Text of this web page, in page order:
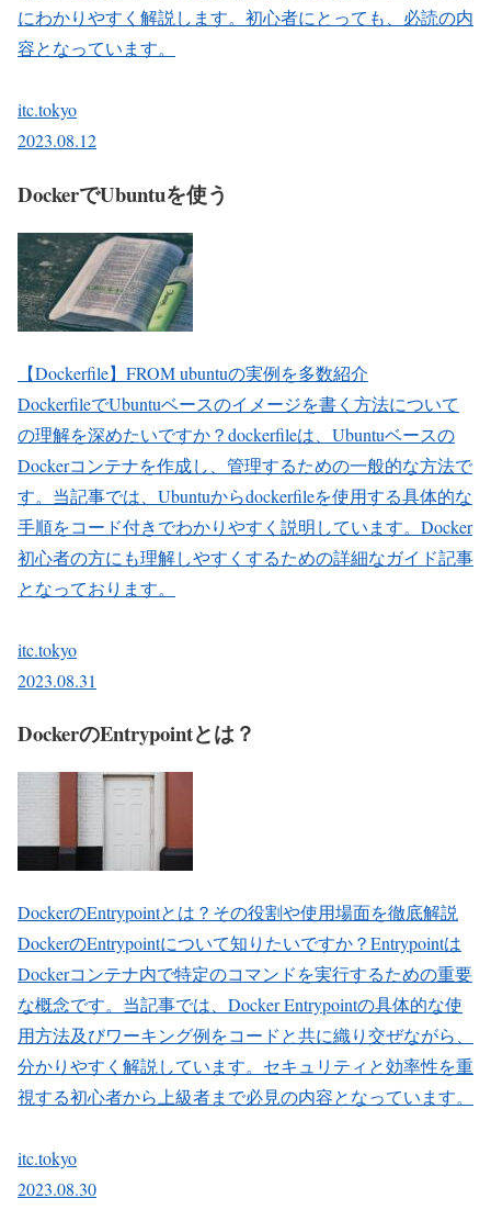
にわかりやすく解説します。初心者にとっても、必読の内
容となっています。
itc.tokyo
2023.08.12
DockerでUbuntuを使う
【Dockerfile】FROM ubuntuの実例を多数紹介
DockerfileでUbuntuベースのイメージを書く方法について
の理解を深めたいですか？dockerfileは、Ubuntuベースの
Dockerコンテナを作成し、管理するための一般的な方法で
す。当記事では、Ubuntuからdockerfileを使用する具体的な
手順をコード付きでわかりやすく説明しています。Docker
初心者の方にも理解しやすくするための詳細なガイド記事
となっております。
itc.tokyo
2023.08.31
DockerのEntrypointとは？
DockerのEntrypointとは？その役割や使用場面を徹底解説
DockerのEntrypointについて知りたいですか？Entrypointは
Dockerコンテナ内で特定のコマンドを実行するための重要
な概念です。当記事では、Docker Entrypointの具体的な使
用方法及びワーキング例をコードと共に織り交ぜながら、
分かりやすく解説しています。セキュリティと効率性を重
視する初心者から上級者まで必見の内容となっています。
itc.tokyo
2023.08.30